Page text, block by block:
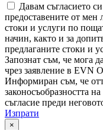
Давам съгласието
предоставените от мен
стоки и услуги по
начин, както и за
предлаганите стоки и
Запознат съм, че мога
чрез заявление в EVN
Информиран съм, че
законосъобразността
съгласие преди
Изпрати
×